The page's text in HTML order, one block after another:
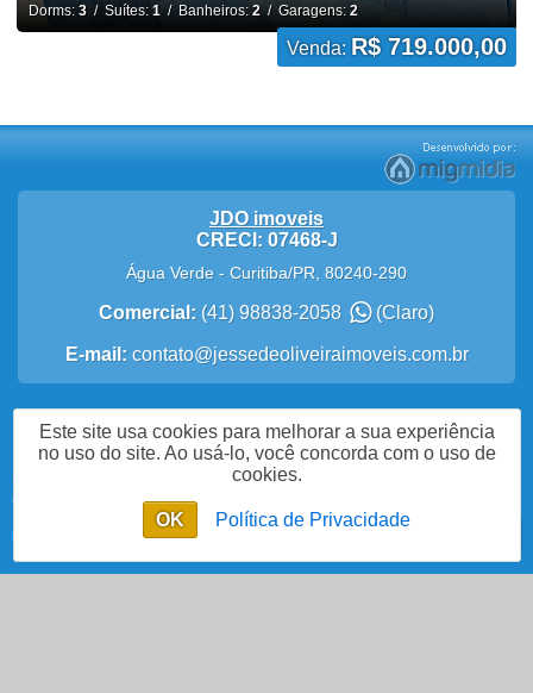
Dorms: 3/ Suítes: 1 / Banheiros: 2/ Garagens: 2
Venda: R$ 719.000,00
Enviar mensagem
Me Chame no WhatsApp
JDO imoveis
CRECI: 07468-J
Água Verde - Curitiba/PR 80240-290
Comercial: (41) 98838-2058 (Claro)
E-mail: contato@jessedeoliveiraimoveis.com.br
Política de Privacidade
Este site usa cookies para melhorar a sua experiência
no uso do site. Ao usá-lo, você concorda com o uso de
cookies.
OK Política de Privacidade